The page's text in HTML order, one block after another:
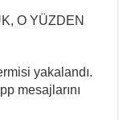
O YÜZDEN
yakalandı.
mesajlarını